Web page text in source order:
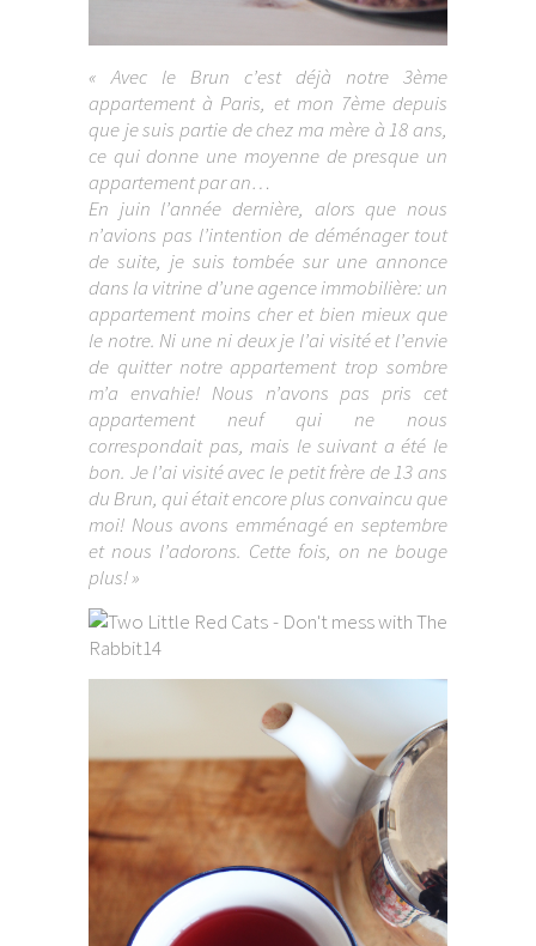
« Avec le Brun c’est déjà notre 3ème
appartement à Paris, et mon 7ème depuis
que je suis partie de chez ma mère à 18 ans,
ce qui donne une moyenne de presque un
appartement par an…
En juin l’année dernière, alors que nous
n’avions pas l’intention de déménager tout
de suite, je suis tombée sur une annonce
dans la vitrine d’une agence immobilière: un
appartement moins cher et bien mieux que
le notre. Ni une ni deux je l’ai visité et l’envie
de quitter notre appartement trop sombre
m’a envahie! Nous n’avons pas pris cet
appartement neuf qui ne nous
correspondait pas, mais le suivant a été le
bon. Je l’ai visité avec le petit frère de 13 ans
du Brun, qui était encore plus convaincu que
moi! Nous avons emménagé en septembre
et nous l’adorons. Cette fois, on ne bouge
plus! »